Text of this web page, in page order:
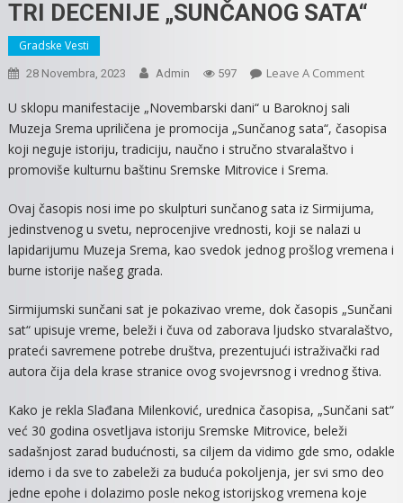
TRI DECENIJE „SUNČANOG SATA“
Gradske Vesti
28 Novembra, 2023 Admin 597 Leave A CommentOn
U sklopu manifestacije „Novembarski dani“ u Baroknoj sali
Muzeja Srema upriličena je promocija „Sunčanog sata“, časopisa
koji neguje istoriju, tradiciju, naučno i stručno stvaralaštvo i
promoviše kulturnu baštinu Sremske Mitrovice i Srema.
Ovaj časopis nosi ime po skulpturi sunčanog sata iz Sirmijuma,
jedinstvenog u svetu, neprocenjive vrednosti, koji se nalazi u
lapidarijumu Muzeja Srema, kao svedok jednog prošlog vremena i
burne istorije našeg grada.
Sirmijumski sunčani sat je pokazivao vreme, dok časopis „Sunčani
sat“ upisuje vreme, beleži i čuva od zaborava ljudsko stvaralaštvo,
prateći savremene potrebe društva, prezentujući istraživački rad
autora čija dela krase stranice ovog svojevrsnog i vrednog štiva.
Кako je rekla Slađana Milenković, urednica časopisa, „Sunčani sat“
već 30 godina osvetljava istoriju Sremske Mitrovice, beleži
sadašnjost zarad budućnosti, sa ciljem da vidimo gde smo, odakle
idemo i da sve to zabeleži za buduća pokoljenja, jer svi smo deo
jedne epohe i dolazimo posle nekog istorijskog vremena koje